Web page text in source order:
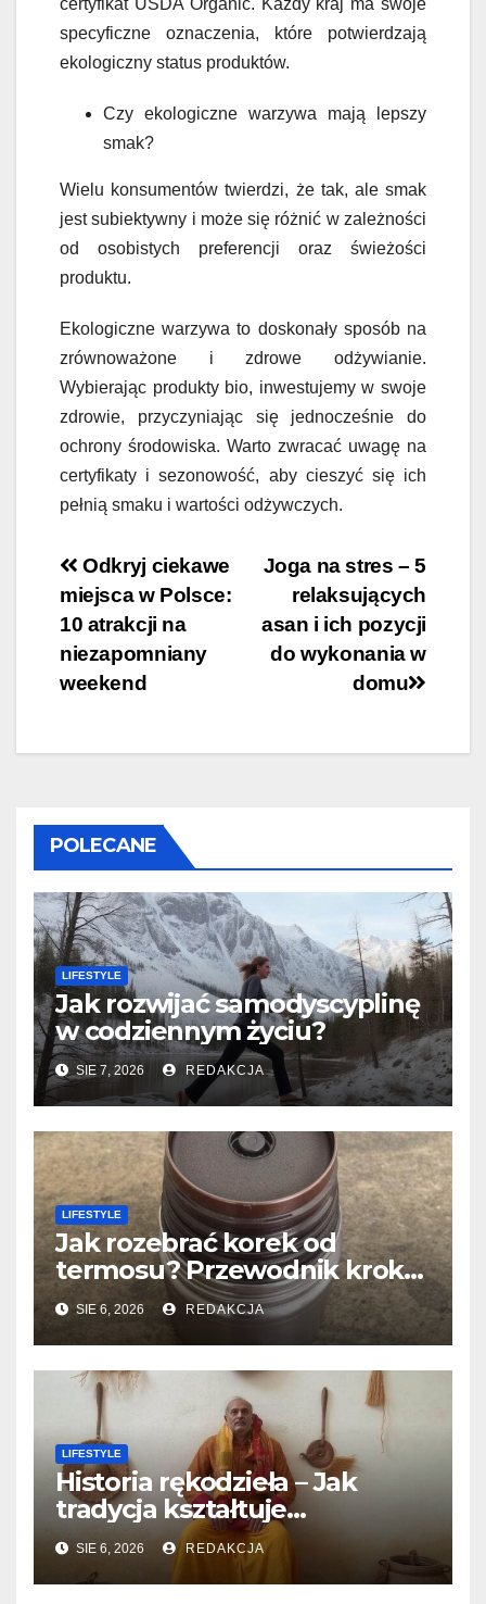
certyfikat USDA Organic. Każdy kraj ma swoje
specyficzne oznaczenia, które potwierdzają
ekologiczny status produktów.
Czy ekologiczne warzywa mają lepszy
smak?
Wielu konsumentów twierdzi, że tak, ale smak
jest subiektywny i może się różnić w zależności
od osobistych preferencji oraz świeżości
produktu.
Ekologiczne warzywa to doskonały sposób na
zrównoważone i zdrowe odżywianie.
Wybierając produkty bio, inwestujemy w swoje
zdrowie, przyczyniając się jednocześnie do
ochrony środowiska. Warto zwracać uwagę na
certyfikaty i sezonowość, aby cieszyć się ich
pełnią smaku i wartości odżywczych.
Nawigacja
wpisu
Joga na stres – 5
relaksujących
asan i ich pozycji
do wykonania w
domu
Odkryj ciekawe
miejsca w Polsce:
10 atrakcji na
niezapomniany
weekend
POLECANE
LIFESTYLE
Jak rozwijać samodyscyplinę
w codziennym życiu?
SIE 7, 2026 REDAKCJA
LIFESTYLE
Jak rozebrać korek od
termosu? Przewodnik krok
po kroku
SIE 6, 2026 REDAKCJA
LIFESTYLE
Historia rękodzieła – Jak
tradycja kształtuje
współczesne techniki
twórcze
SIE 6, 2026 REDAKCJA